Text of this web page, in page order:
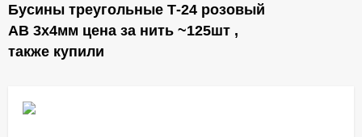
Бусины треугольные Т-24 розовый
АВ 3х4мм цена за нить ~125шт ,
также купили